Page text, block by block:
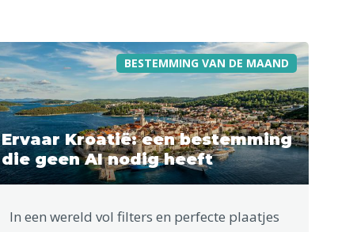
BESTEMMING VAN DE MAAND
Ervaar Kroatië: een bestemming
die geen AI nodig heeft
In een wereld vol filters en perfecte plaatjes